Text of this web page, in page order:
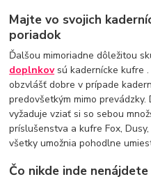
Majte vo svojich
poriadok
Ďalšou mimoriadne dôležitou
doplnkovsú kadernícke kufre
obzvlášť dobre v prípade
predovšetkým mimo
vyžaduje vziať si so sebou
príslušenstva a kufre Fox,
všetky umožnia pohodlne
Čo nikde inde nenájdete